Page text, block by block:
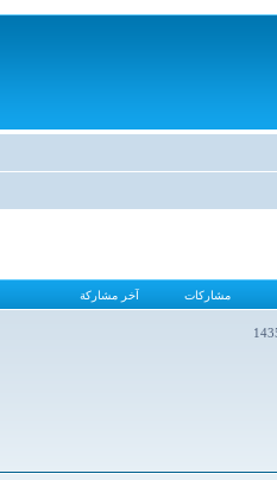
مشاركات آخر مشاركة